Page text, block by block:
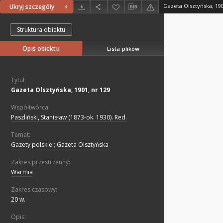
Ukryj szczegóły Gazeta Olsztyńska,
Struktura obiektu
Opis obiektu Lista plików
Tytuł:
Gazeta Olsztyńska, 1901, nr 129
Współtwórca:
Paszliński, Stanisław (1873-ok. 1930). Red.
Temat:
Gazety polskie ; Gazeta Olsztyńska
Zakres przestrzenny:
Warmia
Zakres czasowy:
20 w.
Opis: